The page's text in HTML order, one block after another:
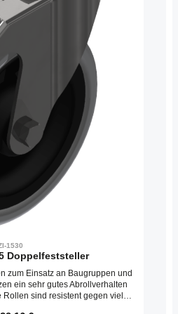
1530
Doppelfeststeller
zum Einsatz an Baugruppen und
ein sehr gutes Abrollverhalten
sind resistent gegen viele